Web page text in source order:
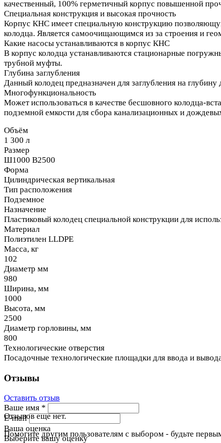
качественный, 100% герметичный корпус повышенной
Специальная конструкция и высокая прочность
Корпус КНС имеет специальную конструкцию
колодца. Является самоочищающимся из за строения и
Какие насосы устанавливаются в корпус КНС
В корпус колодца устанавливаются стационарные
трубной муфты.
Глубина заглубления
Данный колодец предназначен для заглубления на
Многофункциональность
Может использоваться в качестве бесшовного колодца-
подземной емкости для сбора канализационных и
Объём
1 300 л
Размер
Ш1000 В2500
Форма
Цилиндрическая вертикальная
Тип расположения
Подземное
Назначение
Пластиковый колодец специальной конструкции для
Материал
Полиэтилен LLDPE
Масса, кг
102
Диаметр мм
980
Ширина, мм
1000
Высота, мм
2500
Диаметр горловины, мм
800
Технологические отверстия
Посадочные технологические площадки для ввода и
Отзывы
Оставить отзыв
Ваше имя *
E-mail
Ваша оценка
Выберите вашу оценку
Отзывов еще нет.
Помогите другим пользователям с выбором - будьте